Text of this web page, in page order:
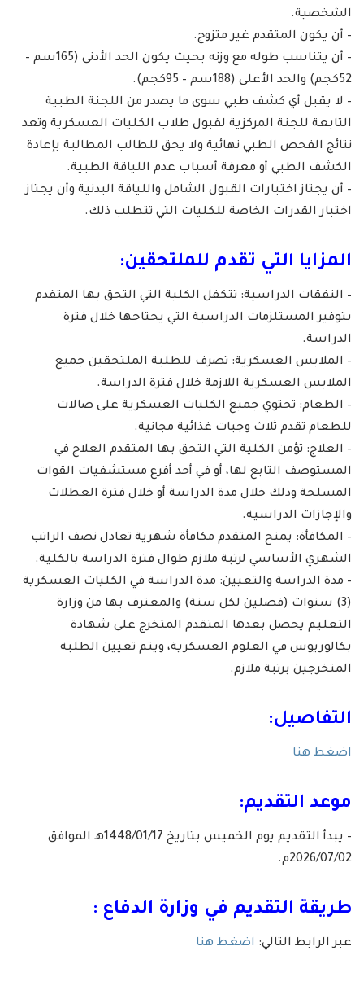
الشخصية.
– أن يكون المتقدم غير متزوج.
– أن يتناسب طوله مع وزنه بحيث يكون الحد الأدنى (165سم –
52كجم) والحد الأعلى (188سم – 95كجم).
– لا يقبل أي كشف طبي سوى ما يصدر من اللجنة الطبية
التابعة للجنة المركزية لقبول طلاب الكليات العسكرية وتعد
نتائج الفحص الطبي نهائية ولا يحق للطالب المطالبة بإعادة
الكشف الطبي أو معرفة أسباب عدم اللياقة الطبية.
– أن يجتاز اختبارات القبول الشامل واللياقة البدنية وأن يجتاز
اختبار القدرات الخاصة للكليات التي تتطلب ذلك.
المزايا التي تقدم للملتحقين:
– النفقات الدراسية: تتكفل الكلية التي التحق بها المتقدم
بتوفير المستلزمات الدراسية التي يحتاجها خلال فترة
الدراسة.
– الملابس العسكرية: تصرف للطلبة الملتحقين جميع
الملابس العسكرية اللازمة خلال فترة الدراسة.
– الطعام: تحتوي جميع الكليات العسكرية على صالات
للطعام تقدم ثلاث وجبات غذائية مجانية.
– العلاج: تؤمن الكلية التي التحق بها المتقدم العلاج في
المستوصف التابع لها، أو في أحد أفرع مستشفيات القوات
المسلحة وذلك خلال مدة الدراسة أو خلال فترة العطلات
والإجازات الدراسية.
– المكافأة: يمنح المتقدم مكافأة شهرية تعادل نصف الراتب
الشهري الأساسي لرتبة ملازم طوال فترة الدراسة بالكلية.
– مدة الدراسة والتعيين: مدة الدراسة في الكليات العسكرية
(3) سنوات (فصلين لكل سنة) والمعترف بها من وزارة
التعليم يحصل بعدها المتقدم المتخرج على شهادة
بكالوريوس في العلوم العسكرية، ويتم تعيين الطلبة
المتخرجين برتبة ملازم.
التفاصيل:
اضغط هنا
موعد التقديم:
– يبدأ التقديم يوم الخميس بتاريخ 1448/01/17هـ الموافق
2026/07/02م.
طريقة التقديم في وزارة الدفاع :
عبر الرابط التالي: اضغط هنا